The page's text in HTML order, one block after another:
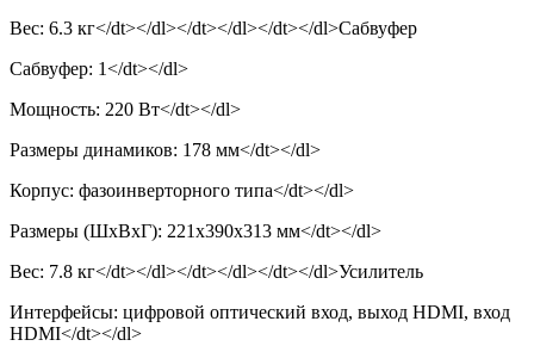
Вес: 6.3 кг</dt></dl></dt></dl></dt></dl>Сабвуфер
Сабвуфер: 1</dt></dl>
Мощность: 220 Вт</dt></dl>
Размеры динамиков: 178 мм</dt></dl>
Корпус: фазоинверторного типа</dt></dl>
Размеры (ШхВхГ): 221x390x313 мм</dt></dl>
Вес: 7.8 кг</dt></dl></dt></dl></dt></dl>Усилитель
Интерфейсы: цифровой оптический вход, выход HDMI, вход
HDMI</dt></dl>